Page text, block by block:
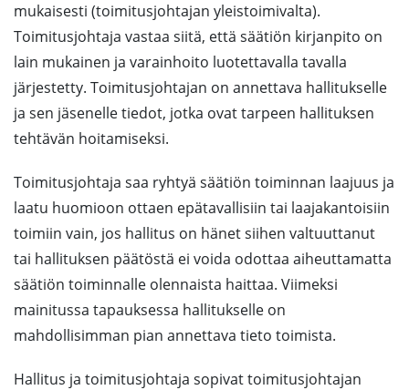
mukaisesti (toimitusjohtajan yleistoimivalta).
Toimitusjohtaja vastaa siitä, että säätiön kirjanpito on
lain mukainen ja varainhoito luotettavalla tavalla
järjestetty. Toimitusjohtajan on annettava hallitukselle
ja sen jäsenelle tiedot, jotka ovat tarpeen hallituksen
tehtävän hoitamiseksi.
Toimitusjohtaja saa ryhtyä säätiön toiminnan laajuus ja
laatu huomioon ottaen epätavallisiin tai laajakantoisiin
toimiin vain, jos hallitus on hänet siihen valtuuttanut
tai hallituksen päätöstä ei voida odottaa aiheuttamatta
säätiön toiminnalle olennaista haittaa. Viimeksi
mainitussa tapauksessa hallitukselle on
mahdollisimman pian annettava tieto toimista.
Hallitus ja toimitusjohtaja sopivat toimitusjohtajan